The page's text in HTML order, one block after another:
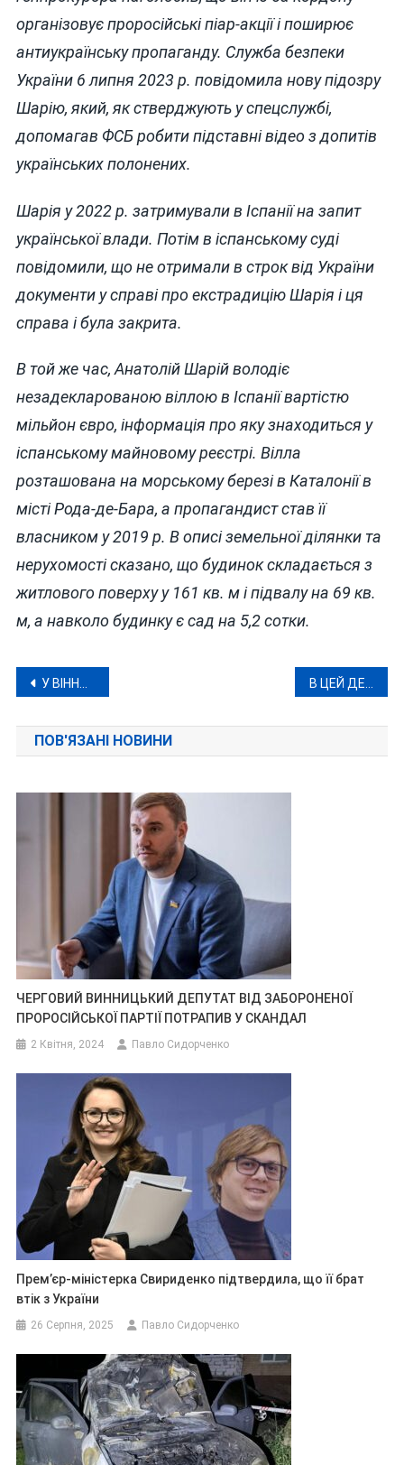
організовує проросійські піар-акції і поширює
антиукраїнську пропаганду. Служба безпеки
України 6 липня 2023 р. повідомила нову підозру
Шарію, який, як стверджують у спецслужбі,
допомагав ФСБ робити підставні відео з допитів
українських полонених.
Шарія у 2022 р. затримували в Іспанії на запит
української влади. Потім в іспанському суді
повідомили, що не отримали в строк від України
документи у справі про екстрадицію Шарія і ця
справа і була закрита.
В той же час, Анатолій Шарій володіє
незадекларованою віллою в Іспанії вартістю
мільйон євро, інформація про яку знаходиться у
іспанському майновому реєстрі. Вілла
розташована на морському березі в Каталонії в
місті Рода-де-Бара, а пропагандист став її
власником у 2019 р. В описі земельної ділянки та
нерухомості сказано, що будинок складається з
житлового поверху у 161 кв. м і підвалу на 69 кв.
м, а навколо будинку є сад на 5,2 сотки.
Навігація
записів
У ВІННИЦІ ПЛАНУЮТЬ СПИСАТИ БУДІВЛІ «МУНІЦИПАЛЬНОЇ ВАРТИ»
ПОВ'ЯЗАНІ НОВИНИ
ЧЕРГОВИЙ ВИННИЦЬКИЙ ДЕПУТАТ ВІД ЗАБОРОНЕНОЇ
ПРОРОСІЙСЬКОЇ ПАРТІЇ ПОТРАПИВ У СКАНДАЛ
2 Квітня, 2024 Павло Сидорченко
Прем’єр-міністерка Свириденко підтвердила, що її брат
втік з України
26 Серпня, 2025 Павло Сидорченко